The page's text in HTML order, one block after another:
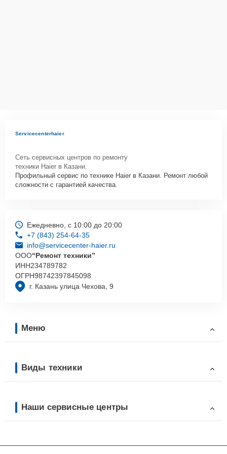
Servicecenterhaier
Сеть сервисных центров по ремонту
техники Haier в Казани.
Профильный сервис по технике Haier в Казани. Ремонт любой
сложности с гарантией качества.
г. Казань улица Чехова, 9
Ежедневно, с 10:00 до 20:00
+7 (843) 254-64-35
info@servicecenter-haier.ru
ООО“Ремонт техники”
ИНН234789782
ОГРН98742397845098
Меню
Виды техники
Наши сервисные центры